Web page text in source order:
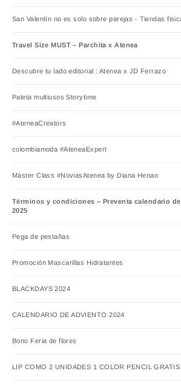
San Valentín no es solo sobre parejas - Tiendas
Travel Size MUST – Parchita x Atenea
Descubre tu lado editorial : Atenea x JD Ferrazo
Paleta multiusos Storytime
#AteneaCreators
colombiamoda #AteneaExpert
Máster Class #NoviasAtenea by Diana Henao
Términos y condiciones – Preventa calendario
2025
Pega de pestañas
Promoción Mascarillas Hidratantes
BLACKDAYS 2024
CALENDARIO DE ADVIENTO 2024
Bono Feria de flores
LIP COMO 2 UNIDADES 1 COLOR PENCIL GRATIS